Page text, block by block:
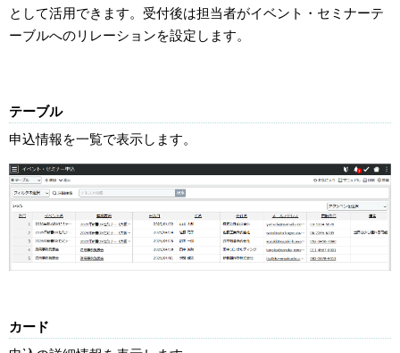
として活用できます。受付後は担当者がイベント・セミナーテ
ーブルへのリレーションを設定します。
テーブル
申込情報を一覧で表示します。
カード